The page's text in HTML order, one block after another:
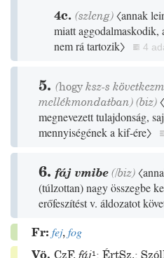
4c. (szleng)〈annak
miatt aggodalmaskodik,
nem rá tartozik〉
4
5. (hogyksz-s
mellékmondatban)(biz)
megnevezett tulajdonság,
mennyiségének a kif-ére〉
6.fáj vmibe(/biz)
(túlzottan)nagy összegbe
erőfeszítést v. áldozatot
Fr: fej,fog
Vö. CzF. fáj¹; ÉrtSz.;